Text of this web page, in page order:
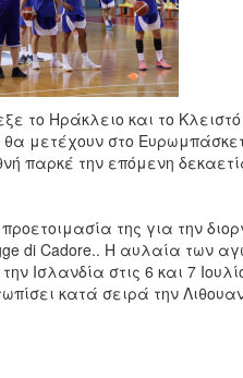
το Ηράκλειο και το
μετέχουν στο
παρκέ την επόμενη
της για την
di Cadore.. Η αυλαία των
Ισλανδία στις 6 και 7
κατά σειρά την